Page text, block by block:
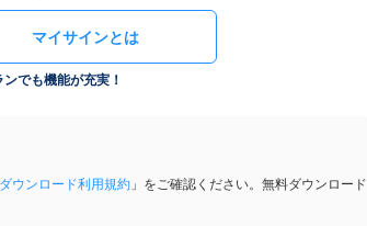
マイサインとは
でも機能が充実！
ウンロード利用規約 」をご確認ください。無料ダウンロード